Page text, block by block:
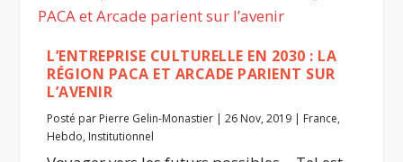
L’ENTREPRISE CULTURELLE EN 2030 : LA
RÉGION PACA ET ARCADE PARIENT SUR
L’AVENIR
Posté par Pierre Gelin-Monastier |26 Nov, 2019 | France,
Hebdo, Institutionnel